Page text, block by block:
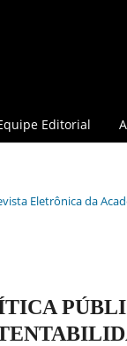
Editorial
Eletrônica da